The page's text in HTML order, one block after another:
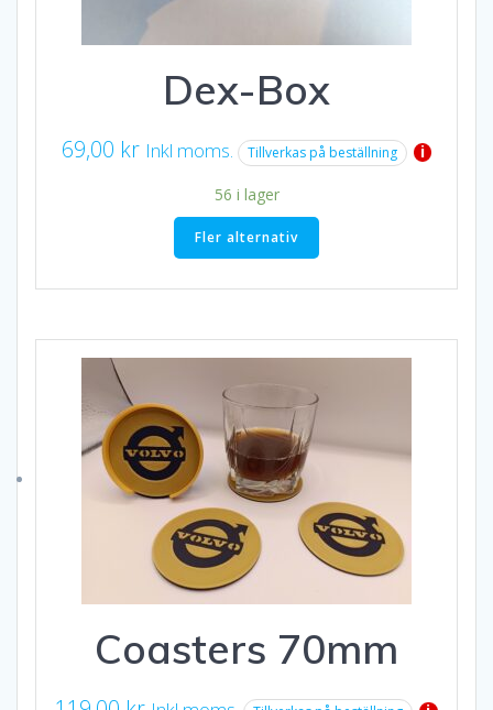
Dex-Box
69,00 kr Inkl moms. Tillverkas på beställning i
56 i lager
Fler alternativ
Coasters 70mm